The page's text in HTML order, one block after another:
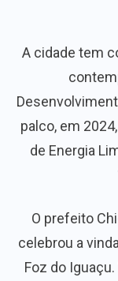
A cidade tem
palco, em
de Energia
O prefeito
celebrou a
Foz do